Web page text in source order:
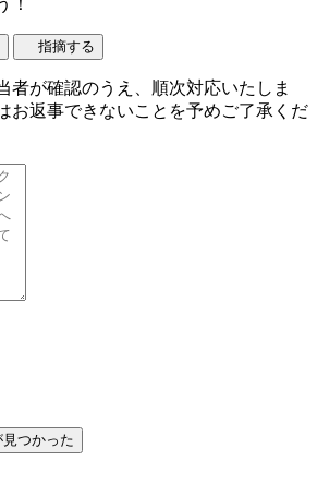
！
指摘する
者が確認のうえ、順次対応いたしま
お返事できないことを予めご了承くだ
つかった